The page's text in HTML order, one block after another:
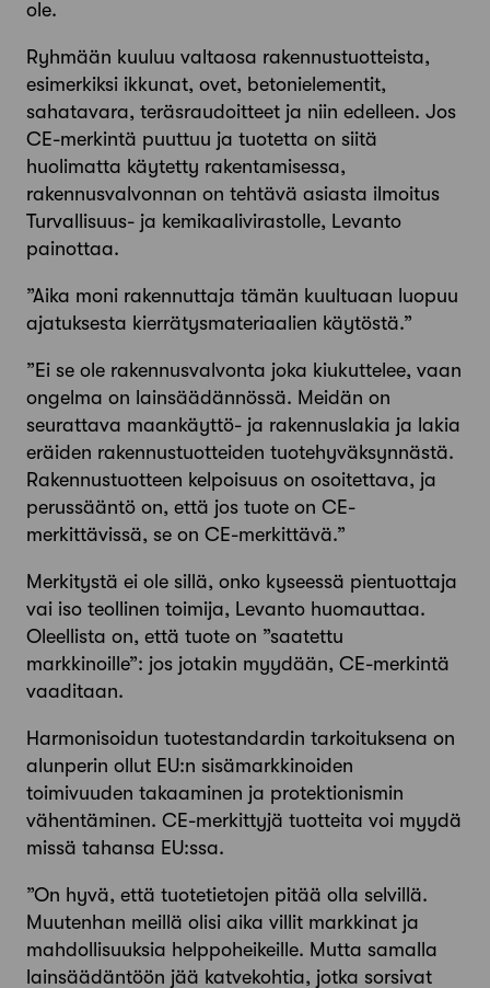
ole.
Ryhmään kuuluu valtaosa rakennustuotteista,
esimerkiksi ikkunat, ovet, betoni­elementit,
sahatavara, teräsraudoitteet ja niin edelleen. Jos
CE-merkintä puuttuu ja tuotetta on siitä
huolimatta käytetty rakentamisessa,
rakennusvalvonnan on tehtävä asiasta ilmoitus
Turvallisuus- ja kemikaalivirastolle, Levanto
painottaa.
”Aika moni rakennuttaja tämän kuultuaan luopuu
ajatuksesta kierrätysmate­riaalien käytöstä.”
”Ei se ole rakennusvalvonta joka kiukuttelee, vaan
ongelma on lainsäädännössä. Meidän on
seurattava maankäyttö- ja rakennuslakia ja lakia
eräiden rakennustuotteiden tuotehyväksynnästä.
Rakennustuotteen kelpoisuus on osoitettava, ja
perussääntö on, että jos tuote on CE-
merkittävissä, se on CE-merkittävä.”
Merkitystä ei ole sillä, onko kyseessä pientuottaja
vai iso teollinen toimija, Levanto huomauttaa.
Oleellista on, että tuote on ”saatettu
markkinoille”: jos jotakin myydään, CE-merkintä
vaaditaan.
Harmonisoidun tuotestandardin tarkoituksena on
alunperin ollut EU:n sisämarkkinoiden
toimivuuden takaaminen ja protektionismin
vähentäminen. CE-merkittyjä tuotteita voi myydä
missä tahansa EU:ssa.
”On hyvä, että tuotetietojen pitää olla selvillä.
Muutenhan meillä olisi aika villit markkinat ja
mahdollisuuksia helppoheikeille. Mutta samalla
lainsäädäntöön jää katvekohtia, jotka sorsivat